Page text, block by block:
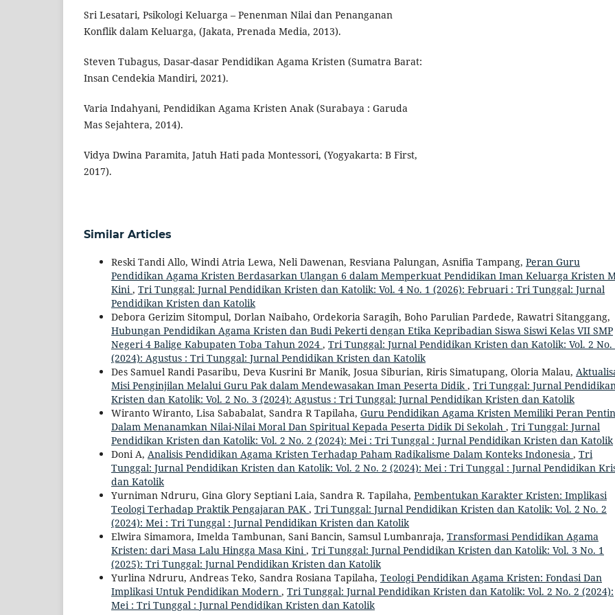
Sri Lesatari, Psikologi Keluarga – Penenman Nilai dan Penanganan
Konflik dalam Keluarga, (Jakata, Prenada Media, 2013).
Steven Tubagus, Dasar-dasar Pendidikan Agama Kristen (Sumatra Barat:
Insan Cendekia Mandiri, 2021).
Varia Indahyani, Pendidikan Agama Kristen Anak (Surabaya : Garuda
Mas Sejahtera, 2014).
Vidya Dwina Paramita, Jatuh Hati pada Montessori, (Yogyakarta: B First,
2017).
Similar Articles
Reski Tandi Allo, Windi Atria Lewa, Neli Dawenan, Resviana Palungan, Asnifia Tampang, Peran Guru
Pendidikan Agama Kristen Berdasarkan Ulangan 6 dalam Memperkuat Pendidikan Iman Keluarga Kristen
Kini, Tri Tunggal: Jurnal Pendidikan Kristen dan Katolik: Vol. 4 No. 1 (2026): Februari : Tri Tunggal: Jurnal
Pendidikan Kristen dan Katolik
Debora Gerizim Sitompul, Dorlan Naibaho, Ordekoria Saragih, Boho Parulian Pardede, Rawatri Sitanggang,
Hubungan Pendidikan Agama Kristen dan Budi Pekerti dengan Etika Kepribadian Siswa Siswi Kelas VII SMP
Negeri 4 Balige Kabupaten Toba Tahun 2024 , Tri Tunggal: Jurnal Pendidikan Kristen dan Katolik: Vol. 2 No.
(2024): Agustus : Tri Tunggal: Jurnal Pendidikan Kristen dan Katolik
Des Samuel Randi Pasaribu, Deva Kusrini Br Manik, Josua Siburian, Riris Simatupang, Oloria Malau,
Misi Penginjilan Melalui Guru Pak dalam Mendewasakan Iman Peserta Didik, Tri Tunggal: Jurnal
Kristen dan Katolik: Vol. 2 No. 3 (2024): Agustus : Tri Tunggal: Jurnal Pendidikan Kristen dan Katolik
Wiranto Wiranto, Lisa Sababalat, Sandra R Tapilaha, Guru Pendidikan Agama Kristen Memiliki Peran
Dalam Menanamkan Nilai-Nilai Moral Dan Spiritual Kepada Peserta Didik Di Sekolah , Tri Tunggal: Jurnal
Pendidikan Kristen dan Katolik: Vol. 2 No. 2 (2024): Mei : Tri Tunggal : Jurnal Pendidikan Kristen dan Katolik
Doni A, Analisis Pendidikan Agama Kristen Terhadap Paham Radikalisme Dalam Konteks Indonesia , Tri
Tunggal: Jurnal Pendidikan Kristen dan Katolik: Vol. 2 No. 2 (2024): Mei : Tri Tunggal : Jurnal Pendidikan
dan Katolik
Yurniman Ndruru, Gina Glory Septiani Laia, Sandra R. Tapilaha, Pembentukan Karakter Kristen: Implikasi
Teologi Terhadap Praktik Pengajaran PAK , Tri Tunggal: Jurnal Pendidikan Kristen dan Katolik: Vol. 2 No. 2
(2024): Mei : Tri Tunggal : Jurnal Pendidikan Kristen dan Katolik
Elwira Simamora, Imelda Tambunan, Sani Bancin, Samsul Lumbanraja, Transformasi Pendidikan Agama
Kristen: dari Masa Lalu Hingga Masa Kini, Tri Tunggal: Jurnal Pendidikan Kristen dan Katolik: Vol. 3 No. 1
(2025): Tri Tunggal: Jurnal Pendidikan Kristen dan Katolik
Yurlina Ndruru, Andreas Teko, Sandra Rosiana Tapilaha, Teologi Pendidikan Agama Kristen: Fondasi Dan
Implikasi Untuk Pendidikan Modern , Tri Tunggal: Jurnal Pendidikan Kristen dan Katolik: Vol. 2 No. 2 (2024):
Mei : Tri Tunggal : Jurnal Pendidikan Kristen dan Katolik